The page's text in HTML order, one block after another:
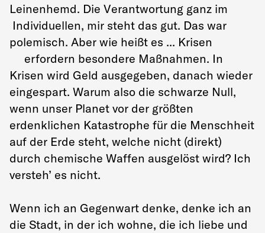
Leinenhemd. Die Verantwortung ganz im
Individuellen, mir steht das gut. Das war
polemisch. Aber wie heißt es ... Krisen
erfordern besondere Maßnahmen. In
Krisen wird Geld ausgegeben, danach wieder
eingespart. Warum also die schwarze Null,
wenn unser Planet vor der größten
erdenklichen Katastrophe für die Menschheit
auf der Erde steht, welche nicht (direkt)
durch chemische Waffen ausgelöst wird? Ich
versteh’ es nicht.
Wenn ich an Gegenwart denke, denke ich an
die Stadt, in der ich wohne, die ich liebe und